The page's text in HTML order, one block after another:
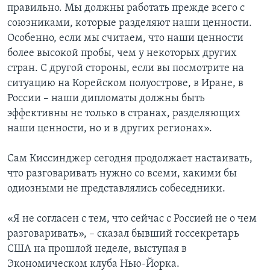
правильно. Мы должны работать прежде всего с
союзниками, которые разделяют наши ценности.
Особенно, если мы считаем, что наши ценности
более высокой пробы, чем у некоторых других
стран. С другой стороны, если вы посмотрите на
ситуацию на Корейском полуострове, в Иране, в
России – наши дипломаты должны быть
эффективны не только в странах, разделяющих
наши ценности, но и в других регионах».
Сам Киссинджер сегодня продолжает настаивать,
что разговаривать нужно со всеми, какими бы
одиозными не представлялись собеседники.
«Я не согласен с тем, что сейчас с Россией не о чем
разговаривать», – сказал бывший госсекретарь
США на прошлой неделе, выступая в
Экономическом клуба Нью-Йорка.